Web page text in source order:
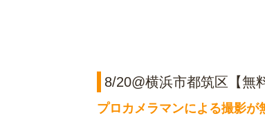
8/20@横浜市都筑区【無
プロカメラマンによる撮影